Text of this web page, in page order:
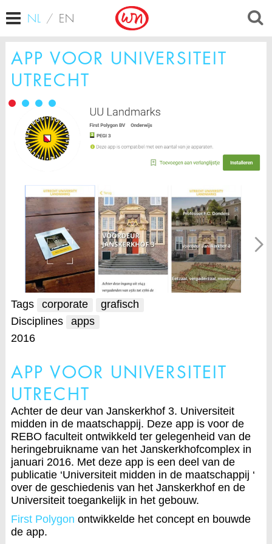
NL / EN
APP VOOR UNIVERSITEIT
UTRECHT
Tags corporate
grafisch
Disciplines
apps
2016
APP VOOR UNIVERSITEIT
UTRECHT
Achter de deur van Janskerkhof 3. Universiteit
midden in de maatschappij. Deze app is voor de
REBO faculteit ontwikkeld ter gelegenheid van de
heringebruikname van het Janskerkhofcomplex in
januari 2016. Met deze app is een deel van de
publicatie ‘Universiteit midden in de maatschappij ‘
over de geschiedenis van het Janskerkhof en de
Universiteit toegankelijk in het gebouw.
First Polygon ontwikkelde het concept en bouwde
de app.